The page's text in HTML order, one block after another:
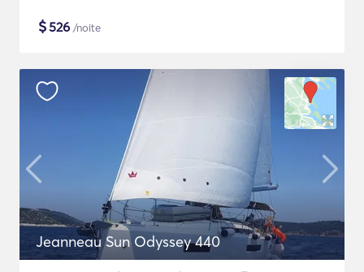
$526 /noite
Jeanneau Sun Odyssey 440